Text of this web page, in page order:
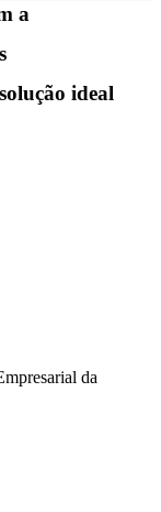
a
ideal
da